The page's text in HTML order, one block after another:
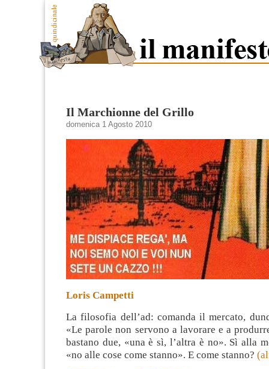
Il Marchionne del Grillo
domenica 1 Agosto 2010
Loris Campetti
La filosofia dell’ad: comanda il mercato,
«Le parole non servono a lavorare e a
bastano due, «una è sì, l’altra è no». Sì alla
«no alle cose come stanno». E come stanno?